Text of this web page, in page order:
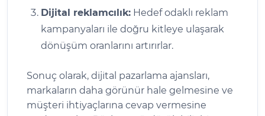
Dijital reklamcılık: Hedef odaklı reklam
kampanyaları ile doğru kitleye ulaşarak
dönüşüm oranlarını artırırlar.
Sonuç olarak, dijital pazarlama ajansları,
markaların daha görünür hale gelmesine ve
müşteri ihtiyaçlarına cevap vermesine